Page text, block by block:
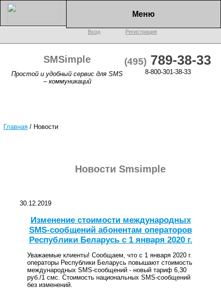
Вход Регистрация
SMSimple
Простой и удобный сервис для SMS
– коммуникаций
(495) 789-38-33
8-800-301-38-33
Меню
Главная / Новости
Новости Smsimple
30.12.2019
Изменение стоимости международных
SMS-сообщений абонентам операторов
Республики Беларусь с 1 января 2020 г.
Уважаемые клиенты! Сообщаем, что с 1 января 2020 г.
операторы Республики Беларусь повышают стоимость
международных SMS-сообщений - новый тариф 6,30
руб./1 смс. Стоимость национальных SMS-сообщений
без изменений.